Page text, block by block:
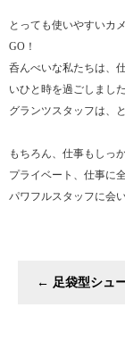
とっても使いやすいカ
GO！
呑んべいな私たちは、
いひと時を過ごしました
グランツスタッフは、
もちろん、仕事もしっ
プライベート、仕事に
パワフルスタッフに会
← 足袋型シュ